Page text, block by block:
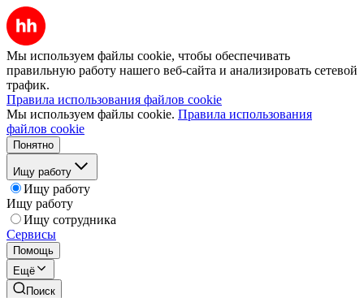
Мы используем файлы cookie, чтобы обеспечивать
правильную работу нашего веб-сайта и анализировать сетевой
трафик.
Правила использования файлов cookie
Мы используем файлы cookie. Правила использования
файлов cookie
Понятно
Ищу работу
Ищу работу
Ищу работу
Ищу сотрудника
Сервисы
Помощь
Ещё
Поиск